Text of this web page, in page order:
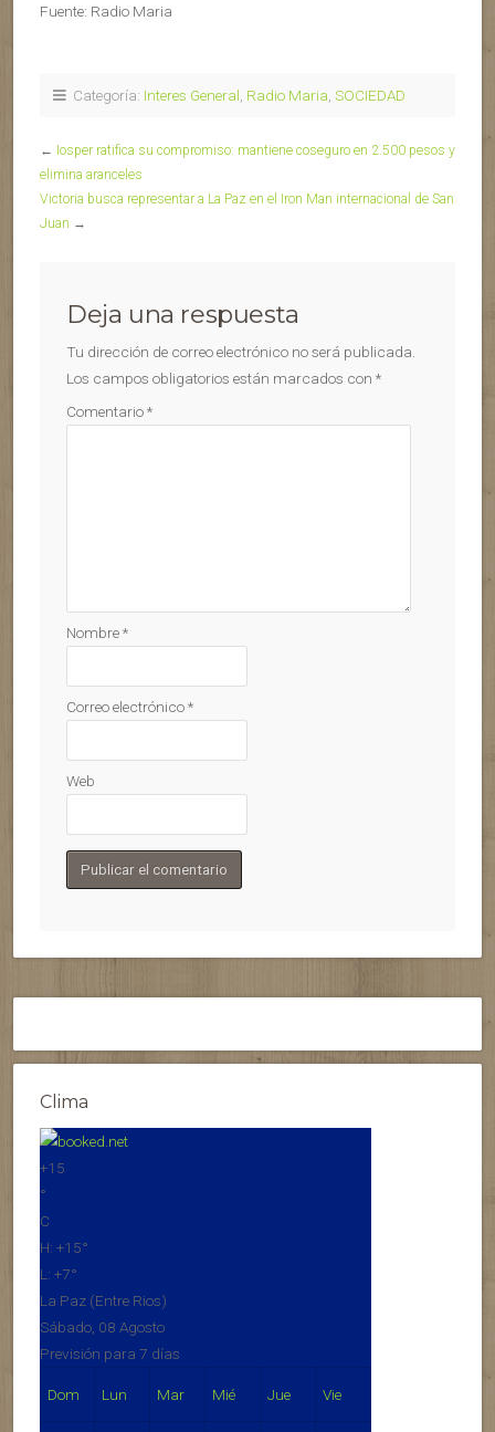
Fuente: Radio Maria
Categoría: Interes General, Radio Maria, SOCIEDAD
← Iosper ratifica su compromiso: mantiene coseguro en 2.500 pesos y
elimina aranceles
Victoria busca representar a La Paz en el Iron Man internacional de San
Juan →
Deja una respuesta
Tu dirección de correo electrónico no será publicada.
Los campos obligatorios están marcados con *
Comentario*
Nombre*
Correo electrónico*
Web
Clima
+15
°
C
H: +15°
L: +7°
La Paz (Entre Rios)
Sábado, 08 Agosto
Previsión para 7 días
Dom Lun Mar Mié Jue Vie